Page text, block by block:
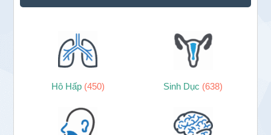
Hô Hấp (450) Sinh Dục (638)